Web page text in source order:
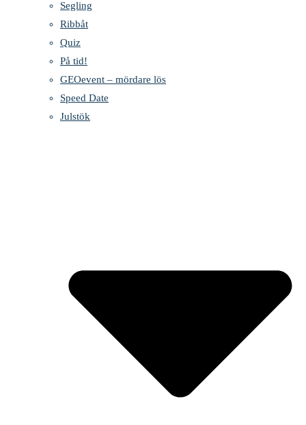
Segling
Ribbåt
Quiz
På tid!
GEOevent – mördare lös
Speed Date
Julstök